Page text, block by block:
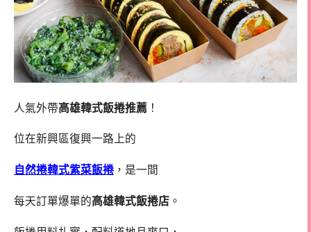
人氣外帶高雄韓式飯捲推薦 ！
位在新興區復興一路上的
自然捲韓式紫菜飯捲 ，是一間
每天訂單爆單的高雄韓式飯捲店 。